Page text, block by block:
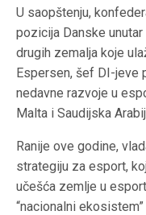
U saopštenju,
pozicija Danske
drugih zemalja koje
Espersen, šef DI-jeve
nedavne razvoje u
Malta i Saudijska
Ranije ove godine,
strategiju za esport,
učešća zemlje u
“nacionalni